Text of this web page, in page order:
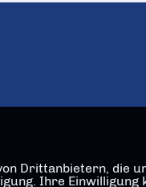
Drittanbietern, die
Ihre Einwilligung